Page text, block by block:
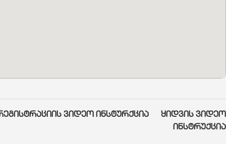
ვიდეო ინსტურქცია ყიდვის ვიდეო
ინსტრუქცია